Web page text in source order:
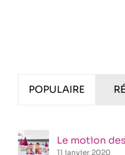
POPULAIRE
Le motion
11 janvier 2020